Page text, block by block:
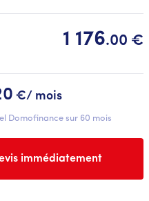
1 176.00 €
€/ mois
Domofinance sur 60 mois
immédiatement